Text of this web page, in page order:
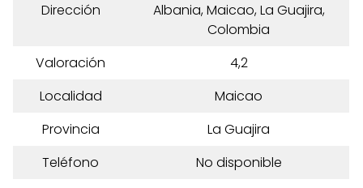
Dirección
Albania, Maicao, La Guajira,
Colombia
Valoración
4,2
Localidad
Maicao
Provincia
La Guajira
Teléfono
No disponible